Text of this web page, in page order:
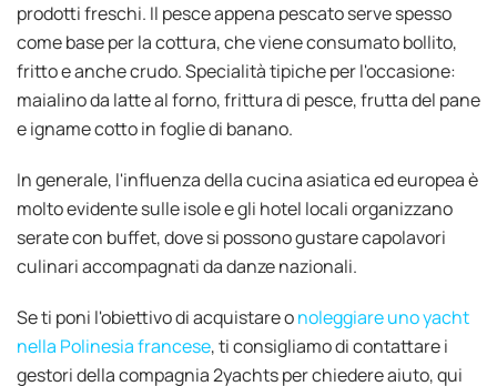
prodotti freschi. Il pesce appena pescato serve spesso
come base per la cottura, che viene consumato bollito,
fritto e anche crudo. Specialità tipiche per l'occasione:
maialino da latte al forno, frittura di pesce, frutta del pane
e igname cotto in foglie di banano.
In generale, l'influenza della cucina asiatica ed europea è
molto evidente sulle isole e gli hotel locali organizzano
serate con buffet, dove si possono gustare capolavori
culinari accompagnati da danze nazionali.
Se ti poni l'obiettivo di acquistare onoleggiare uno yacht
nella Polinesia francese, ti consigliamo di contattare i
gestori della compagnia 2yachts per chiedere aiuto, qui